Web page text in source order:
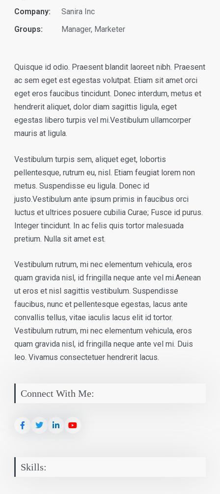
Company:
Sanira Inc
Groups:
Manager, Marketer
Quisque id odio. Praesent blandit laoreet nibh. Praesent
ac sem eget est egestas volutpat. Etiam sit amet orci
eget eros faucibus tincidunt. Donec interdum, metus et
hendrerit aliquet, dolor diam sagittis ligula, eget
egestas libero turpis vel mi.Vestibulum ullamcorper
mauris at ligula.
Vestibulum turpis sem, aliquet eget, lobortis
pellentesque, rutrum eu, nisl. Etiam feugiat lorem non
metus. Suspendisse eu ligula. Donec id
justo.Vestibulum ante ipsum primis in faucibus orci
luctus et ultrices posuere cubilia Curae; Fusce id purus.
Integer tincidunt. In ac felis quis tortor malesuada
pretium. Nulla sit amet est.
Vestibulum rutrum, mi nec elementum vehicula, eros
quam gravida nisl, id fringilla neque ante vel mi.Aenean
ut eros et nisl sagittis vestibulum. Suspendisse
faucibus, nunc et pellentesque egestas, lacus ante
convallis tellus, vitae iaculis lacus elit id tortor.
Vestibulum rutrum, mi nec elementum vehicula, eros
quam gravida nisl, id fringilla neque ante vel mi. Duis
leo. Vivamus consectetuer hendrerit lacus.
Connect With Me:
Skills: